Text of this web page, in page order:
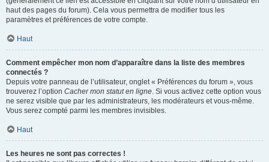
haut des pages du forum). Cela vous permettra de modifier tous les
paramètres et préférences de votre compte.
Haut
Comment empêcher mon nom d’apparaître dans la liste des membres
connectés ?
Depuis votre panneau de l’utilisateur, onglet « Préférences du forum », vous
trouverez l’option Cacher mon statut en ligne. Si vous activez cette option vous
ne serez visible que par les administrateurs, les modérateurs et vous-même.
Vous serez compté parmi les membres invisibles.
Haut
Les heures ne sont pas correctes !